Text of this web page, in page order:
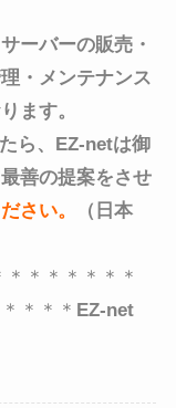
ーバーの販売・
・メンテナンス
ます。
ら、EZ-netは御
善の提案をさせ
さい。
（日本
＊＊＊＊＊＊
＊＊＊ EZ-net